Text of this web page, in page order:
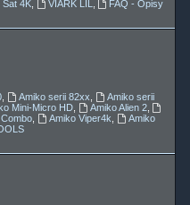
Sat 4K, VIARK LIL
FAQ - Opisy
, Amiko serii 82xx
Amiko serii
Mini-Micro HD, Amiko Alien 2,
, Amiko Viper4k
Amiko